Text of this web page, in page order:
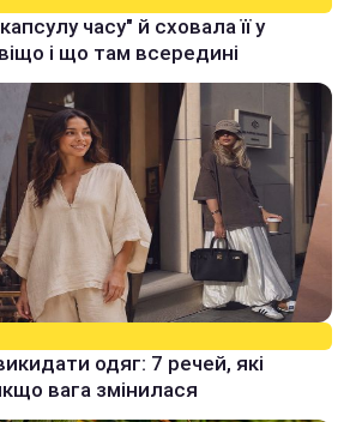
часу" й сховала її у
і що там всередині
одяг: 7 речей, які
вага змінилася